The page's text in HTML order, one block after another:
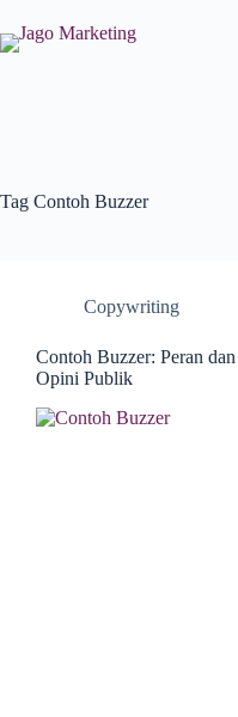
Tag Contoh Buzzer
Copywriting
Contoh Buzzer: Peran
Opini Publik